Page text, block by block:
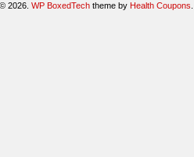
2026.WP BoxedTech theme by Health Coupons